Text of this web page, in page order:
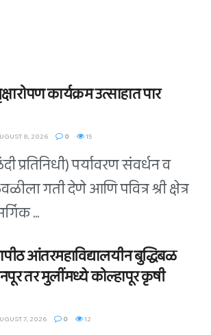
कार्यक्रम उत्साहात पार
8, 2026 0 15
प्रतिनिधी) पर्यावरण संवर्धन व
गती देणे आणि पवित्र श्री क्षेत्र
...
आंतरमहाविद्यालयीन बुद्धिबळ
तर मुलींमध्ये कोल्हापूर कृषी
7, 2026 0 12